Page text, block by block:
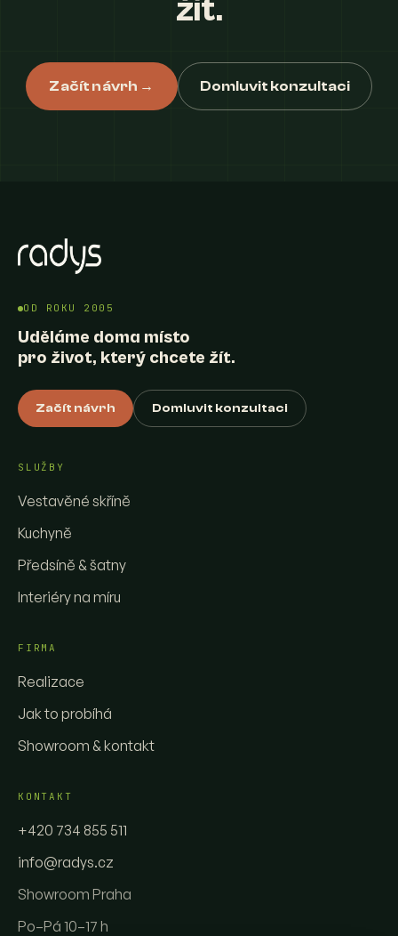
žít.
Začít návrh → Domluvit konzultaci
OD ROKU 2005
Uděláme doma místo
pro život, který chcete žít.
Začít návrh Domluvit konzultaci
SLUŽBY
Vestavěné skříně
Kuchyně
Předsíně & šatny
Interiéry na míru
FIRMA
Realizace
Jak to probíhá
Showroom & kontakt
KONTAKT
+420 734 855 511
info@radys.cz
Showroom Praha
Po–Pá 10–17 h